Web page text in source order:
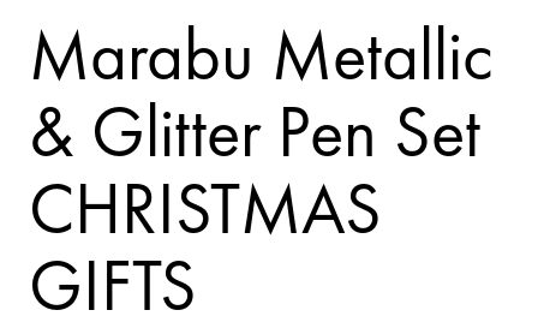
Marabu Metallic
& Glitter Pen Set
CHRISTMAS
GIFTS